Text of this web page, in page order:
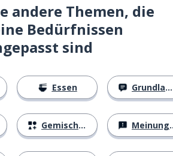
andere Themen, die
Bedürfnissen
sind
Essen
Gemischtes
Grundlagen
Meinungen